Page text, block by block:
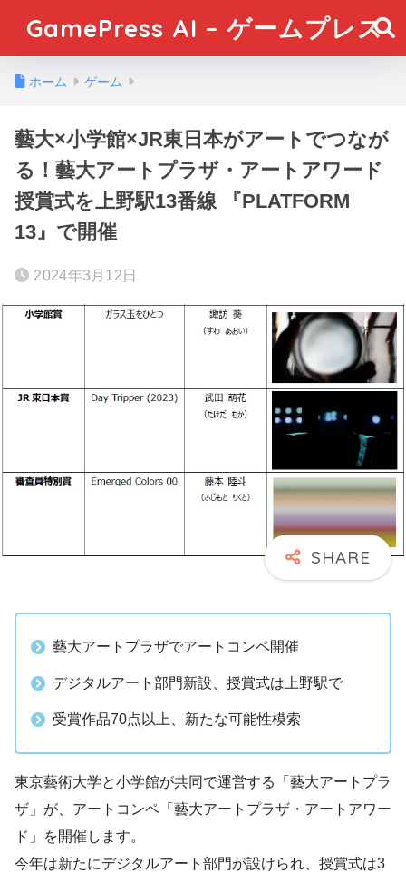
GamePress AI – ゲームプレス
ホーム ゲーム
藝大×小学館×JR東日本がアートでつなが
る！藝大アートプラザ・アートアワード
授賞式を上野駅13番線 『PLATFORM
13』で開催
2024年3月12日
藝大アートプラザでアートコンペ開催
デジタルアート部門新設、授賞式は上野駅で
受賞作品70点以上、新たな可能性模索
東京藝術大学と小学館が共同で運営する「藝大アートプラ
ザ」が、アートコンペ「藝大アートプラザ・アートアワー
ド」を開催します。
今年は新たにデジタルアート部門が設けられ、授賞式は3